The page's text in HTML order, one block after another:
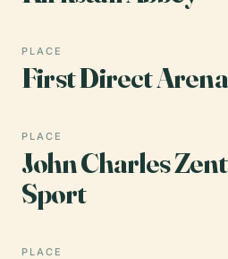
PLACE
First Direct Arena
PLACE
John Charles
Sport
PLACE